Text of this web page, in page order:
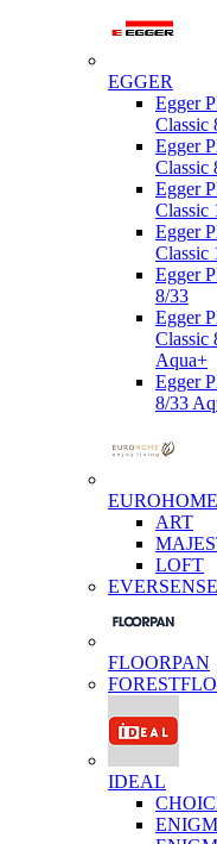
EGGER
Egger
Classic
Egger
Classic
Egger
Classic
Egger
Classic
Egger
8/33
Egger
Classic
Aqua+
Egger
8/33
EUROHOME
ART
LOFT
EVERSENSE
FLOORPAN
IDEAL